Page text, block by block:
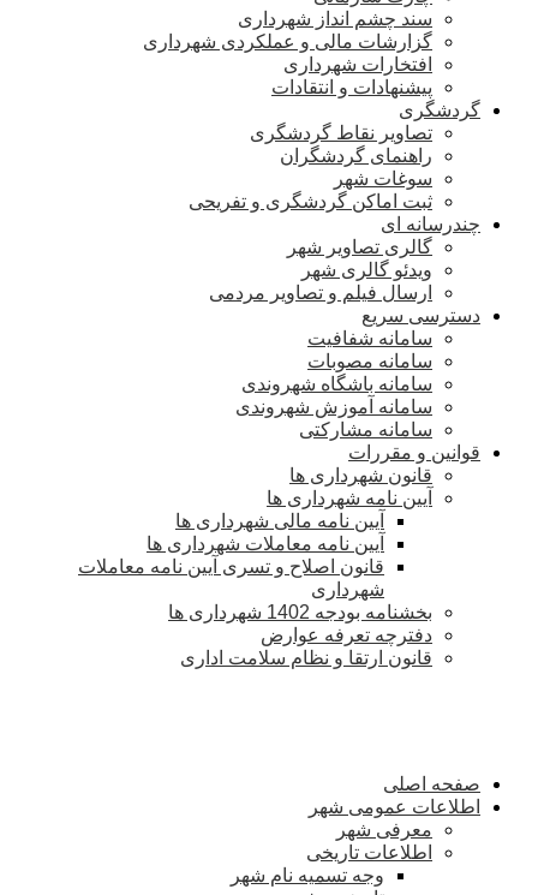
سند چشم انداز شهرداری
گزارشات مالی و عملکردی شهرداری
افتخارات شهرداری
پیشنهادات و انتقادات
گردشگری
تصاویر نقاط گردشگری
راهنمای گردشگران
سوغات شهر
ثبت اماکن گردشگری و تفریحی
چندرسانه ای
گالری تصاویر شهر
ویدئو گالری شهر
ارسال فیلم و تصاویر مردمی
دسترسی سریع
سامانه شفافیت
سامانه مصوبات
سامانه باشگاه شهروندی
سامانه آموزش شهروندی
سامانه مشارکتی
قوانین و مقررات
قانون شهرداری ها
آیین نامه شهرداری ها
آیین نامه مالی شهرداری ها
آیین نامه معاملات شهرداری ها
قانون اصلاح و تسری آیین نامه معاملات
شهرداری
بخشنامه بودجه 1402 شهرداری ها
دفترچه تعرفه عوارض
قانون ارتقا و نظام سلامت اداری
صفحه اصلی
اطلاعات عمومی شهر
معرفی شهر
اطلاعات تاریخی
وجه تسمیه نام شهر